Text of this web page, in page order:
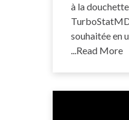
à la
souhaitée en
...Read More